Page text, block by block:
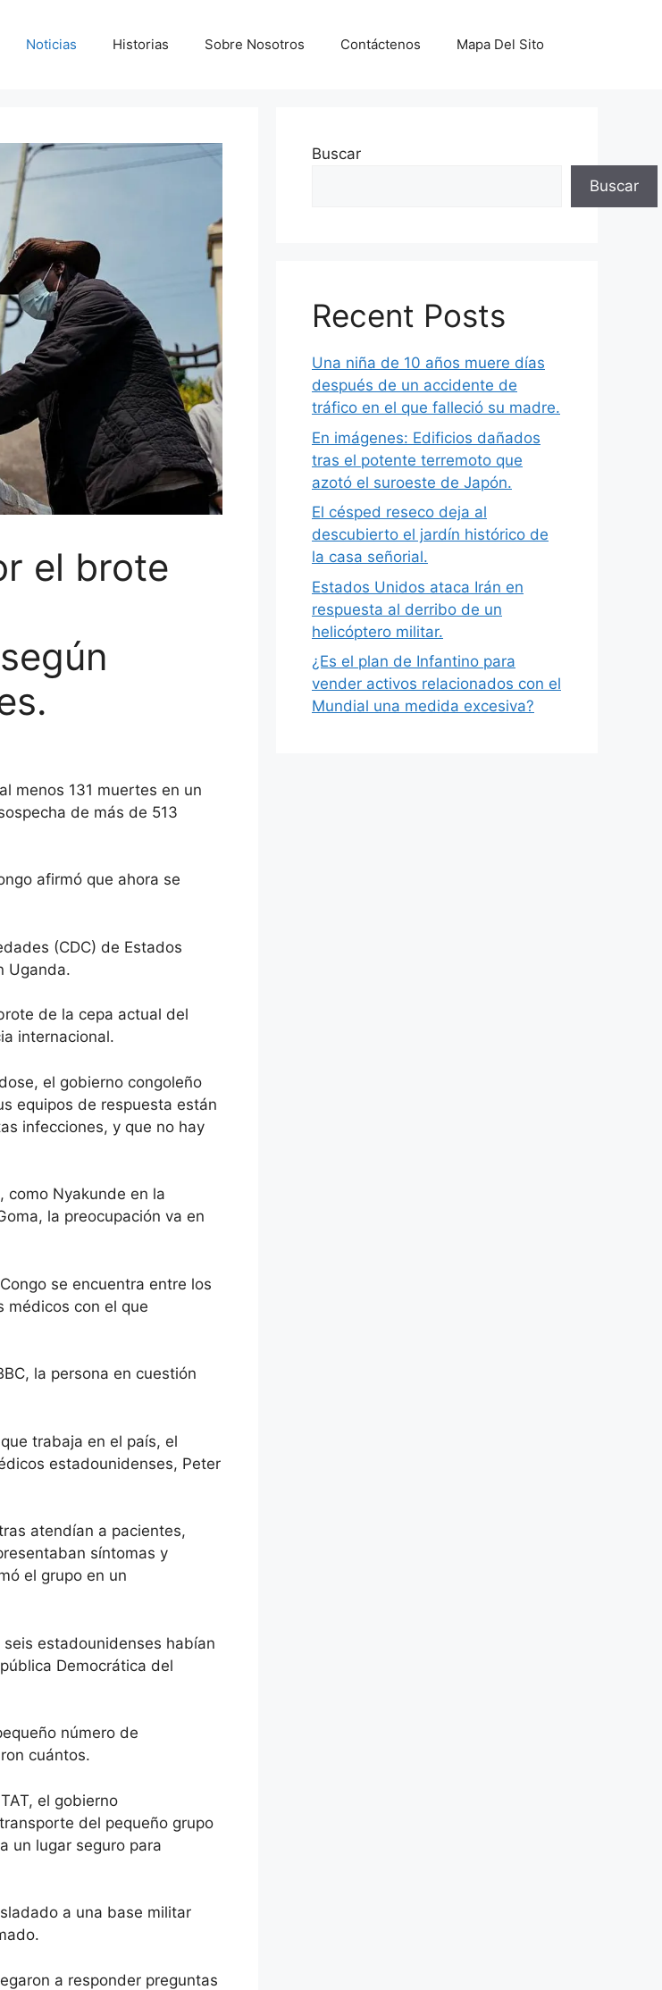
Noticias Historias Sobre Nosotros Contáctenos Mapa Del Sito
el brote
menos 131 muertes en un
de más de 513
afirmó que ahora se
(CDC) de Estados
Uganda.
de la cepa actual del
internacional.
el gobierno congoleño
equipos de respuesta están
infecciones, y que no hay
como Nyakunde en la
la preocupación va en
se encuentra entre los
médicos con el que
la persona en cuestión
trabaja en el país, el
estadounidenses, Peter
atendían a pacientes,
síntomas y
el grupo en un
estadounidenses habían
Democrática del
número de
cuántos.
el gobierno
del pequeño grupo
un lugar seguro para
a una base militar
a responder preguntas
Buscar
Buscar
Recent Posts
Una niña de 10 años muere días
después de un accidente de
tráfico en el que falleció su madre.
En imágenes: Edificios dañados
tras el potente terremoto que
azotó el suroeste de Japón.
El césped reseco deja al
descubierto el jardín histórico de
la casa señorial.
Estados Unidos ataca Irán en
respuesta al derribo de un
helicóptero militar.
¿Es el plan de Infantino para
vender activos relacionados con el
Mundial una medida excesiva?